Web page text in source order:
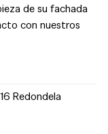
de su fachada
con nuestros
Redondela